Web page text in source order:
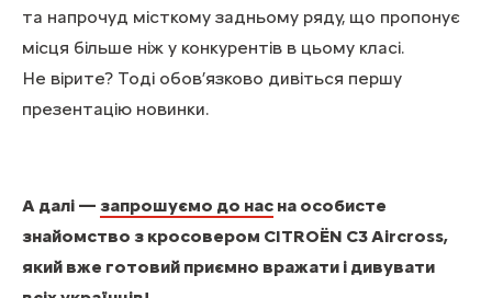
та напрочуд місткому задньому ряду, що пропонує
місця більше ніж у конкурентів в цьому класі.
Не вірите? Тоді обов’язково дивіться першу
презентацію новинки.
А далі — запрошуємо до наc на особисте
знайомство з кросовером CITROЁN C3 Aircross,
який вже готовий приємно вражати і дивувати